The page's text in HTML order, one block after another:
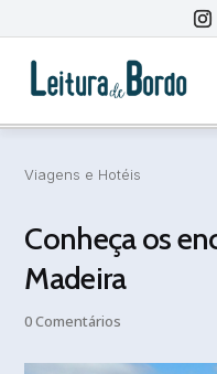
Viagens e Hotéis
Conheça os
Madeira
0 Comentários